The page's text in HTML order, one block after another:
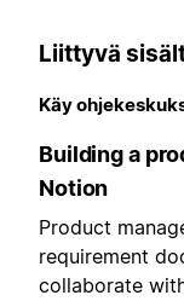
Liittyvä
Käy
Building a
Notion
Product
requirement
collaborate